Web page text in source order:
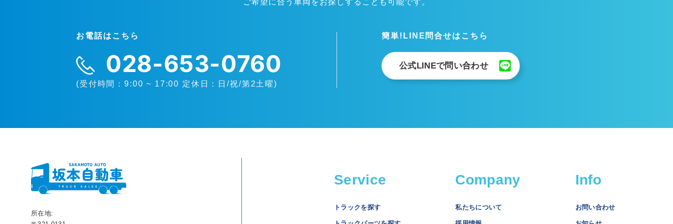
ご希望に合う車両をお探しすることも可能です。
お電話はこちら
028-653-0760
(受付時間：9:00 ~ 17:00 定休日：日/祝/第2土曜)
簡単!LINE問合せはこちら
公式LINEで問い合わせ
所在地:
Service
トラックを探す
Company
私たちについて
Info
お問い合わせ